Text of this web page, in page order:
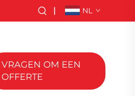
| NL
VRAGEN OM EEN
OFFERTE